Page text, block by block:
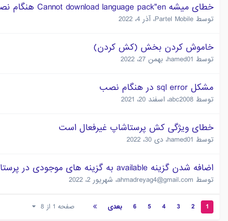
خطای میشه Cannot download language pack"en هنگام نصب
توسط Partel Mobile،آذر 4، 2022
خاموش کردن بخش (کش کردن)
توسط hamed01، بهمن 27، 2022
مشکل sql error در هنگام نصب
توسط abc2008، اسفند 20، 2021
خطای ویژگی کش پرستاشاپ غیرفعال است
توسط hamed01، دی 30، 2022
اضافه شدن گزینه available به گزینه های موجودی در پرستاشاپ
توسط ahmadreyag4@gmail.com، شهریور 2، 2022
1
2
3
4
5
6 بعدی صفحه 1 از 8